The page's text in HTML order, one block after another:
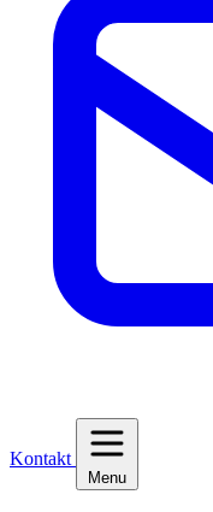
Kontakt
Menu